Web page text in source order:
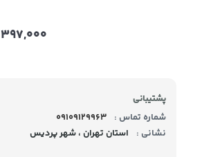
397,000
پشتیبانی
شماره تماس :
09109129963
نشانی :
استان تهران ، شهر پردیس